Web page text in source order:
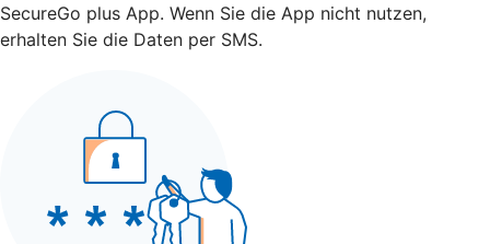
SecureGo plus App. Wenn Sie die App nicht nutzen,
erhalten Sie die Daten per SMS.